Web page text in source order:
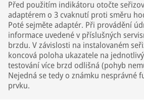
Před použitím indikátoru otočte
adaptérem o 3 cvaknutí proti směru
Poté sejměte adaptér. Při provádění
informace uvedené v příslušných
brzdu. V závislosti na instalovaném
koncová poloha ukazatele na
testování více brzd odlišná (pohyb
Nejedná se tedy o známku nesprávné
prvku.